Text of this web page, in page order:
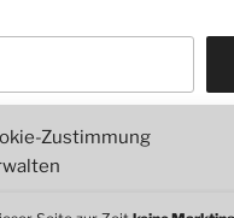
Zustimmung